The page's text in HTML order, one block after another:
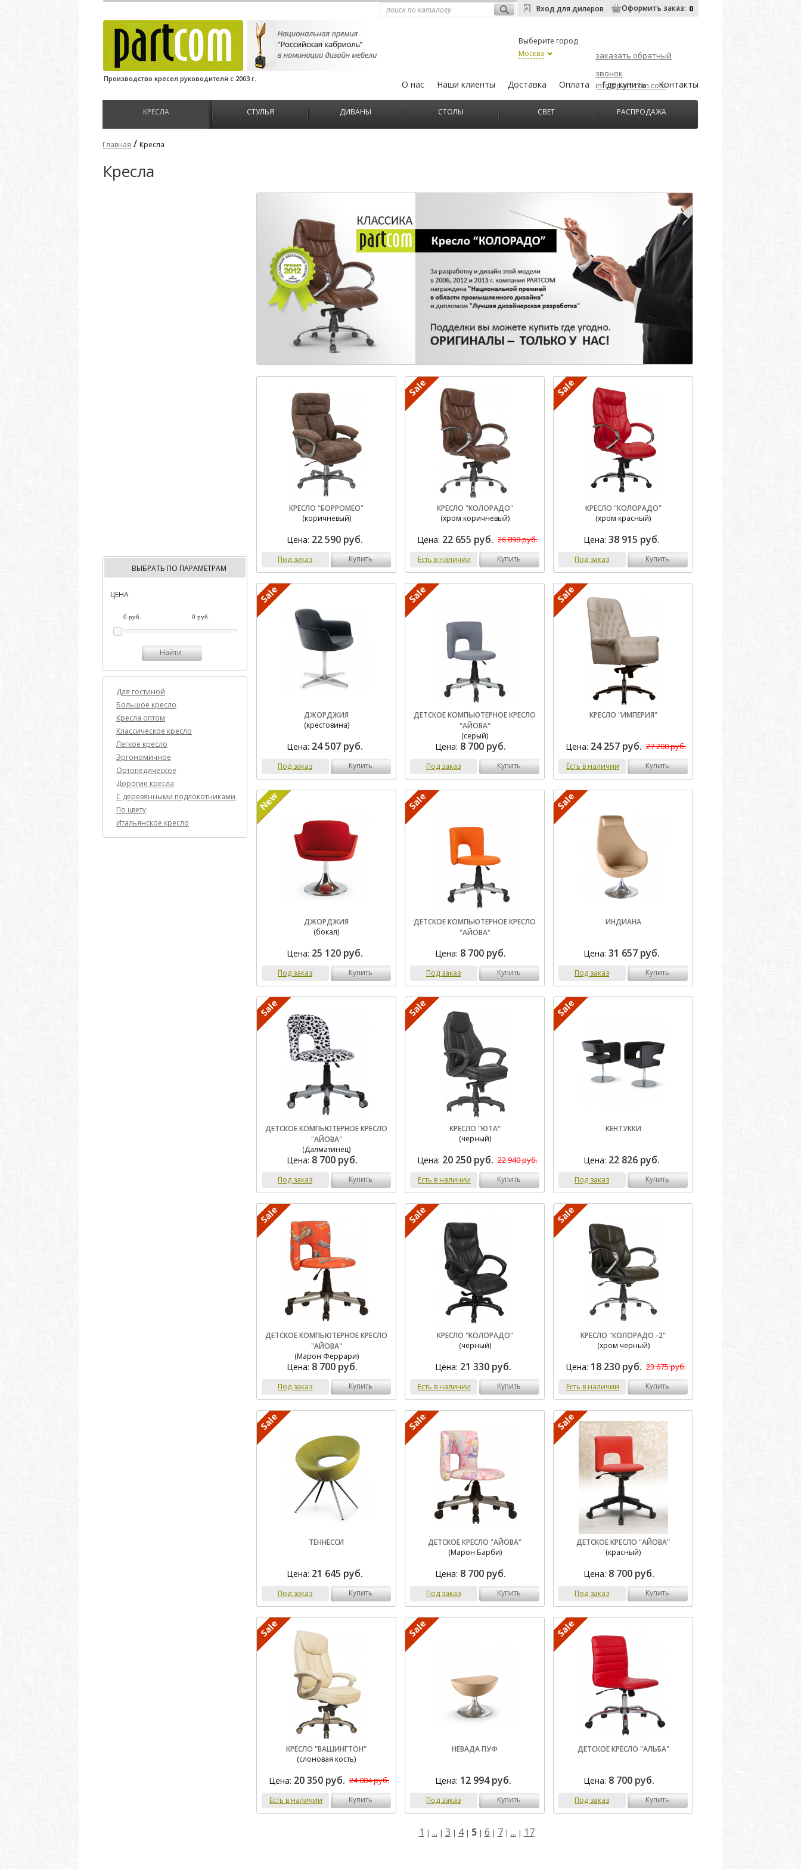
Производство кресел руководителя с 2003 г.
Вход для дилеров Оформить заказ: 0
Выберите город
Москва
заказать обратный
звонок
info@part-com.com
О нас Наши клиенты Доставка Оплата Где купить Контакты
КРЕСЛА СТУЛЬЯ ДИВАНЫ СТОЛЫ СВЕТ РАСПРОДАЖА
Главная / Кресла
Кресла
ВЫБРАТЬ ПО ПАРАМЕТРАМ
ЦЕНА
Найти
Для гостиной
Большое кресло
Кресла оптом
Классическое кресло
Легкое кресло
Эргономичное
Ортопедическое
Дорогие кресла
C деревянными подлокотниками
По цвету
Итальянское кресло
КРЕСЛО "БОРРОМЕО"
(коричневый)
Цена: 22 590 руб.
Под заказ купить
КРЕСЛО "КОЛОРАДО"
(хром коричневый)
Цена: 22 655 руб. 26 898 руб.
Есть в наличии купить
КРЕСЛО "КОЛОРАДО"
(хром красный)
Цена: 38 915 руб.
Под заказ купить
ДЖОРДЖИЯ
(крестовина)
Цена: 24 507 руб.
Под заказ купить
ДЕТСКОЕ КОМПЬЮТЕРНОЕ КРЕСЛО
"АЙОВА"
(серый)
Цена: 8 700 руб.
Под заказ купить
КРЕСЛО "ИМПЕРИЯ"
Цена: 24 257 руб. 27 200 руб.
Есть в наличии купить
ДЖОРДЖИЯ
(бокал)
Цена: 25 120 руб.
Под заказ купить
ДЕТСКОЕ КОМПЬЮТЕРНОЕ КРЕСЛО
"АЙОВА"
Цена: 8 700 руб.
Под заказ купить
ИНДИАНА
Цена: 31 657 руб.
Под заказ купить
ДЕТСКОЕ КОМПЬЮТЕРНОЕ КРЕСЛО
"АЙОВА"
(Далматинец)
Цена: 8 700 руб.
Под заказ купить
КРЕСЛО "ЮТА"
(черный)
Цена: 20 250 руб. 22 940 руб.
Есть в наличии купить
КЕНТУККИ
Цена: 22 826 руб.
Под заказ купить
ДЕТСКОЕ КОМПЬЮТЕРНОЕ КРЕСЛО
"АЙОВА"
(Марон Феррари)
Цена: 8 700 руб.
Под заказ купить
КРЕСЛО "КОЛОРАДО"
(черный)
Цена: 21 330 руб.
Есть в наличии купить
КРЕСЛО "КОЛОРАДО -2"
(хром черный)
Цена: 18 230 руб. 23 675 руб.
Есть в наличии купить
ТЕННЕССИ
Цена: 21 645 руб.
Под заказ купить
ДЕТСКОЕ КРЕСЛО "АЙОВА"
(Марон Барби)
Цена: 8 700 руб.
Под заказ купить
ДЕТСКОЕ КРЕСЛО "АЙОВА"
(красный)
Цена: 8 700 руб.
Под заказ купить
КРЕСЛО "ВАШИНГТОН"
(слоновая кость)
Цена: 20 350 руб. 24 084 руб.
Есть в наличии купить
НЕВАДА ПУФ
Цена: 12 994 руб.
Под заказ купить
ДЕТСКОЕ КРЕСЛО "АЛЬБА"
Цена: 8 700 руб.
Под заказ купить
1 | ... | 3 | 4| 5| 6 | 7| ... | 17